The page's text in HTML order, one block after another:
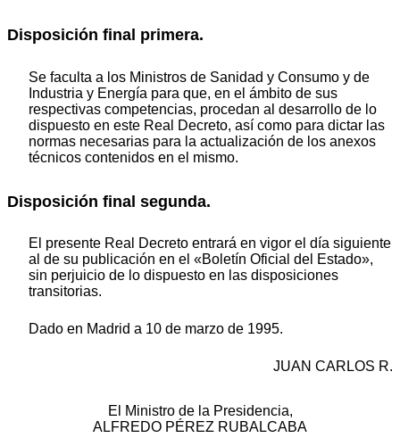
Disposición final primera.
Se faculta a los Ministros de Sanidad y Consumo y de
Industria y Energía para que, en el ámbito de sus
respectivas competencias, procedan al desarrollo de lo
dispuesto en este Real Decreto, así como para dictar las
normas necesarias para la actualización de los anexos
técnicos contenidos en el mismo.
Disposición final segunda.
El presente Real Decreto entrará en vigor el día siguiente
al de su publicación en el «Boletín Oficial del Estado»,
sin perjuicio de lo dispuesto en las disposiciones
transitorias.
Dado en Madrid a 10 de marzo de 1995.
JUAN CARLOS R.
El Ministro de la Presidencia,
ALFREDO PÉREZ RUBALCABA